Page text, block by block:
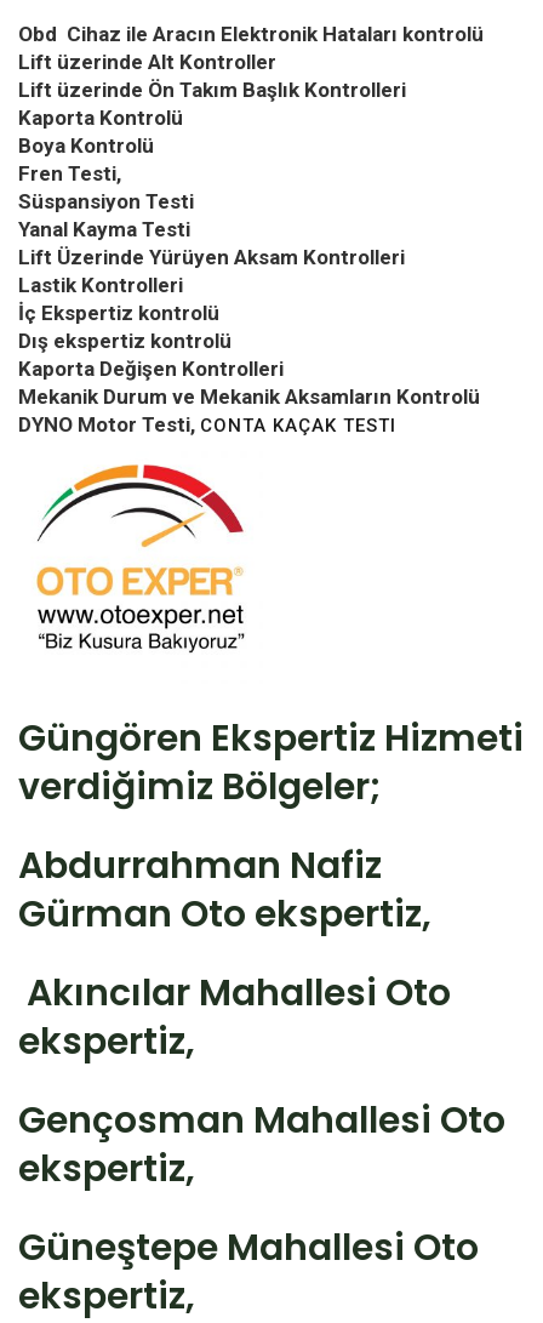
Obd Cihaz ile Aracın Elektronik Hataları kontrolü
Lift üzerinde Alt Kontroller
Lift üzerinde Ön Takım Başlık Kontrolleri
Kaporta Kontrolü
Boya Kontrolü
Fren Testi,
Süspansiyon Testi
Yanal Kayma Testi
Lift Üzerinde Yürüyen Aksam Kontrolleri
Lastik Kontrolleri
İç Ekspertiz kontrolü
Dış ekspertiz kontrolü
Kaporta Değişen Kontrolleri
Mekanik Durum ve Mekanik Aksamların Kontrolü
DYNO Motor Testi, CONTA KAÇAK TESTI
Güngören Ekspertiz Hizmeti
verdiğimiz Bölgeler;
Abdurrahman Nafiz
Gürman Oto ekspertiz,
Akıncılar Mahallesi Oto
ekspertiz,
Gençosman Mahallesi Oto
ekspertiz,
Güneştepe Mahallesi Oto
ekspertiz,